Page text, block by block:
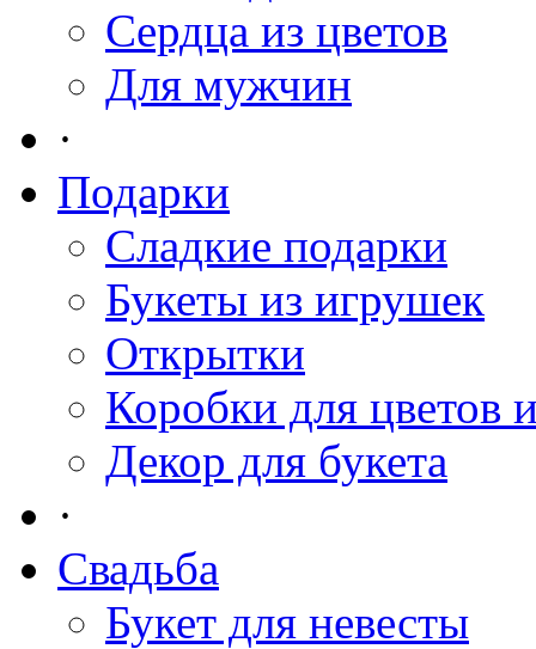
Сердца из цветов
Для мужчин
·
Подарки
Сладкие подарки
Букеты из игрушек
Открытки
Коробки для цветов
Декор для букета
·
Свадьба
Букет для невесты